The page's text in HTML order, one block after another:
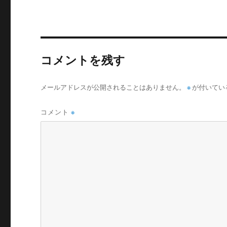
コメントを残す
メールアドレスが公開されることはありません。 ※ が付いて
コメント※